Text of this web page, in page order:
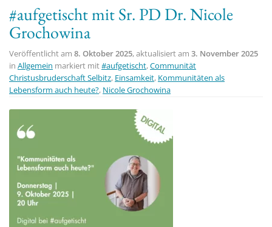
#aufgetischt mit Sr. PD Dr. Nicole
Grochowina
Veröffentlicht am 8. Oktober 2025, aktualisiert am 3. November 2025
in Allgemein markiert mit#aufgetischt,Communität
Christusbruderschaft Selbitz, Einsamkeit, Kommunitäten als
Lebensform auch heute?, Nicole Grochowina